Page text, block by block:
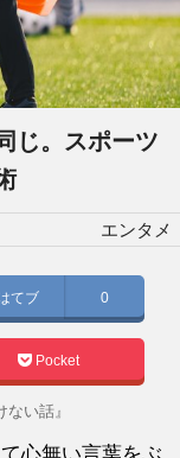
じ。スポーツ
エンタメ
てブ 0
Pocket
い話』
心無い言葉をぶ